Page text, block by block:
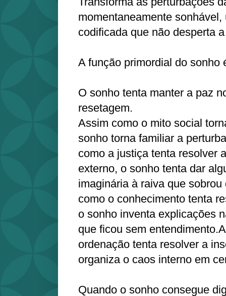
momentaneamente
codificada que não desperta
A função primordial do sonho
O sonho tenta manter a paz
resetagem.
Assim como o mito social
sonho torna familiar a
como a justiça tenta resolver
externo, o sonho tenta dar
imaginária à raiva que
como o conhecimento tenta
o sonho inventa explicações
que ficou sem
ordenação tenta resolver a
organiza o caos interno em
Quando o sonho consegue